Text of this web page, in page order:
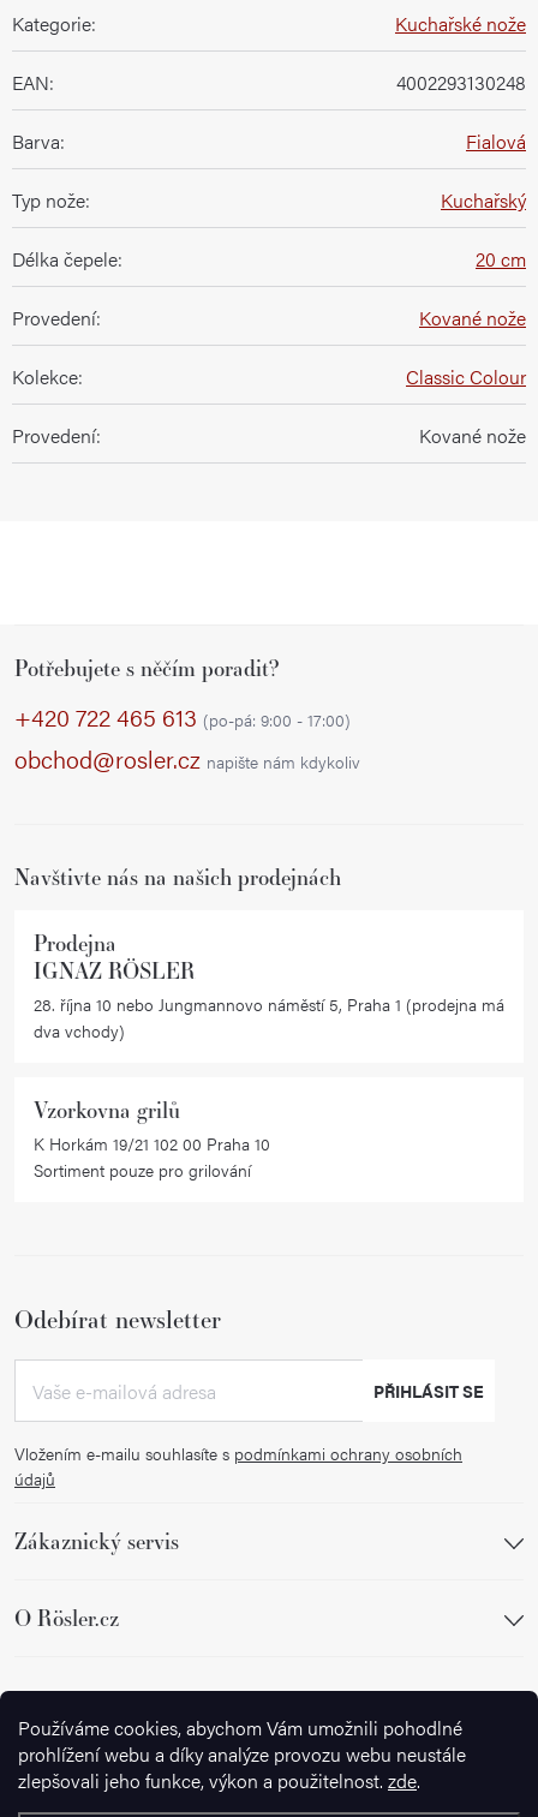
Používáme cookies, abychom Vám umožnili pohodlné
prohlížení webu a díky analýze provozu webu neustále
zlepšovali jeho funkce, výkon a použitelnost. zde.
Kategorie: Kuchařské nože
EAN: 4002293130248
Barva: Fialová
Typ nože: Kuchařský
Délka čepele: 20 cm
Provedení: Kované nože
Kolekce: Classic Colour
Provedení: Kované nože
Potřebujete s něčím poradit?
+420 722 465 613 (po-pá: 9:00 - 17:00)
obchod@rosler.cz napište nám kdykoliv
Navštivte nás na našich prodejnách
Prodejna
IGNAZ RÖSLER
28. října 10 nebo Jungmannovo náměstí 5, Praha 1 (prodejna má
dva vchody)
Vzorkovna grilů
K Horkám 19/21 102 00 Praha 10
Sortiment pouze pro grilování
Odebírat newsletter
Vložením e-mailu souhlasíte s podmínkami ochrany osobních
údajů
PŘIHLÁSIT SE
Zákaznický servis
O Rösler.cz
Sledujte nás